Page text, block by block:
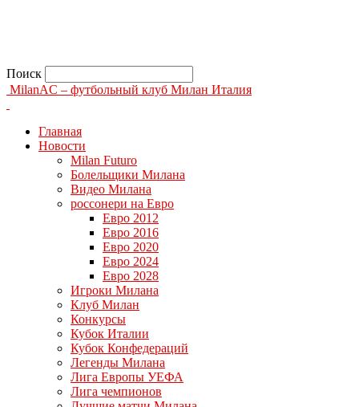
Поиск
MilanAC – футбольный клуб Милан Италия
Главная
Новости
Milan Futuro
Болельщики Милана
Видео Милана
россонери на Евро
Евро 2012
Евро 2016
Евро 2020
Евро 2024
Евро 2028
Игроки Милана
Клуб Милан
Конкурсы
Кубок Италии
Кубок Конфедераций
Легенды Милана
Лига Европы УЕФА
Лига чемпионов